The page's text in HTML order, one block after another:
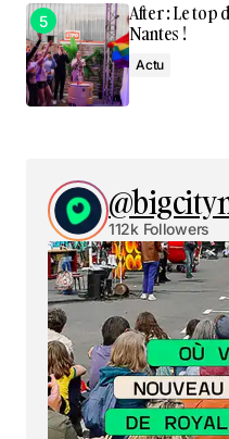
After : Le top
Nantes !
Actu
112k Followers